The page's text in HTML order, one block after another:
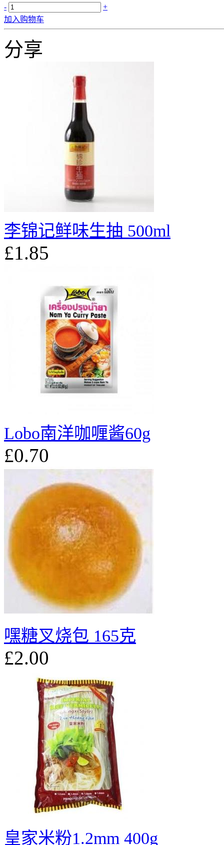
-
+
加入购物车
分享
李锦记鲜味生抽 500ml
£1.85
Lobo南洋咖喱酱60g
£0.70
嘿糖叉烧包 165克
£2.00
皇家米粉1.2mm 400g